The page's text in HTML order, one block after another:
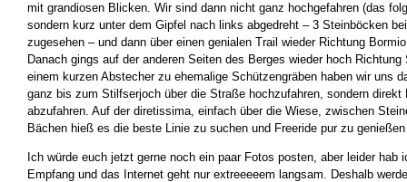
mit grandiosen Blicken. Wir sind dann nicht ganz hochgefahren (das
sondern kurz unter dem Gipfel nach links abgedreht – 3 Steinböcken
zugesehen – und dann über einen genialen Trail wieder Richtung
Danach gings auf der anderen Seiten des Berges wieder hoch
einem kurzen Abstecher zu ehemalige Schützengräben haben wir uns
ganz bis zum Stilfserjoch über die Straße hochzufahren, sondern direkt
abzufahren. Auf der diretissima, einfach über die Wiese, zwischen
Bächen hieß es die beste Linie zu suchen und Freeride pur zu
Ich würde euch jetzt gerne noch ein paar Fotos posten, aber leider hab
Empfang und das Internet geht nur extreeeeem langsam. Deshalb